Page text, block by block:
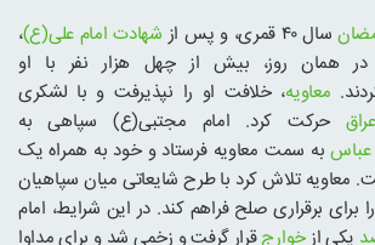
سال ۴۰ قمری، و پس از شهادت امام علی(ع)،
همان روز، بیش از چهل هزار نفر با او
معاویه، خلافت او را نپذیرفت و با لشکری
عراقحرکت کرد. امام مجتبی(ع) سپاهی به
عباسبه سمت معاویه فرستاد و خود به همراه یک
معاویه تلاش کرد با طرح شایعاتی میان سپاهیان
برای برقراری صلح فراهم کند. در این شرایط، امام
یکی ازخوارجقرار گرفت و زخمی شد و برای مداوا